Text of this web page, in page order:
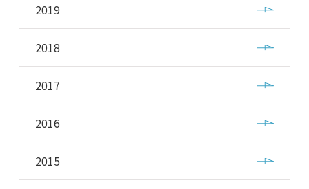
2019
2018
2017
2016
2015